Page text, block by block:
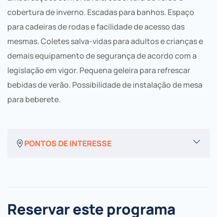
ilhas para desfrutar de um lanche alentejano: queijos,
enchidos, torresmos, azeitonas, pão, bolinhos, água,
refrigerante e vinhos.
explicação sobre o empreendimento de fins múltiplos
de Alqueva e também passagem de curto filme
relacionado com o projeto.
cobertura de inverno. Escadas para banhos. Espaço
para cadeiras de rodas e facilidade de acesso das
mesmas. Coletes salva-vidas para adultos e crianças e
demais equipamento de segurança de acordo com a
legislação em vigor. Pequena geleira para refrescar
bebidas de verão. Possibilidade de instalação de mesa
para beberete.
PONTOS DE INTERESSE
Reservar este programa